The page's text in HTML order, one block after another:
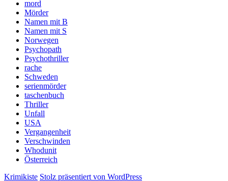
mord
Mörder
Namen mit B
Namen mit S
Norwegen
Psychopath
Psychothriller
rache
Schweden
serienmörder
taschenbuch
Thriller
Unfall
USA
Vergangenheit
Verschwinden
Whodunit
Österreich
Krimikiste Stolz präsentiert von WordPress